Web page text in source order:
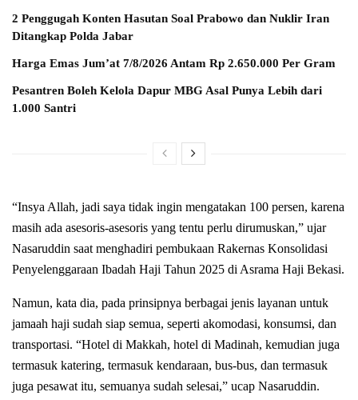
2 Penggugah Konten Hasutan Soal Prabowo dan Nuklir Iran
Ditangkap Polda Jabar
Harga Emas Jum’at 7/8/2026 Antam Rp 2.650.000 Per Gram
Pesantren Boleh Kelola Dapur MBG Asal Punya Lebih dari
1.000 Santri
“Insya Allah, jadi saya tidak ingin mengatakan 100 persen, karena
masih ada asesoris-asesoris yang tentu perlu dirumuskan,” ujar
Nasaruddin saat menghadiri pembukaan Rakernas Konsolidasi
Penyelenggaraan Ibadah Haji Tahun 2025 di Asrama Haji Bekasi.
Namun, kata dia, pada prinsipnya berbagai jenis layanan untuk
jamaah haji sudah siap semua, seperti akomodasi, konsumsi, dan
transportasi. “Hotel di Makkah, hotel di Madinah, kemudian juga
termasuk katering, termasuk kendaraan, bus-bus, dan termasuk
juga pesawat itu, semuanya sudah selesai,” ucap Nasaruddin.